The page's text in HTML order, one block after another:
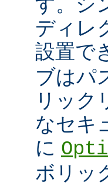
ディレ
設置で
ブはパ
リック
なセキ
に
ボリッ